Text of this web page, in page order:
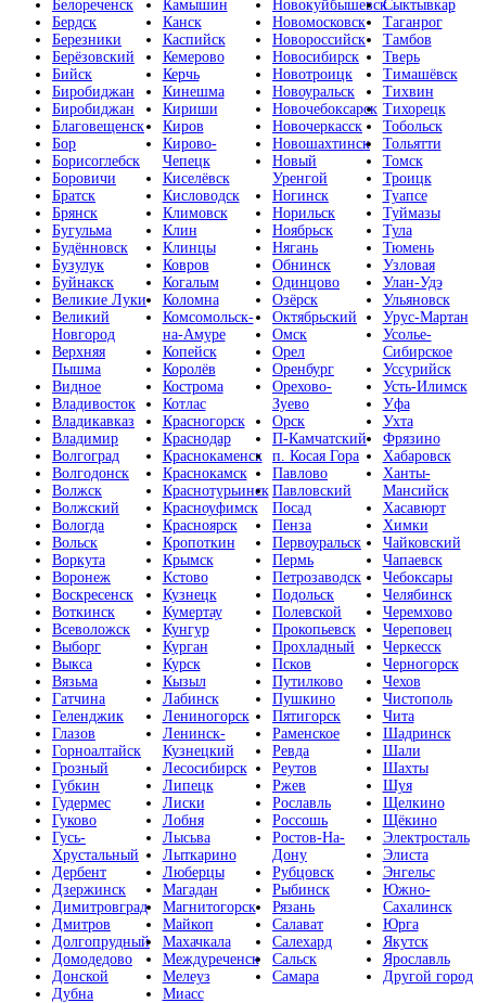
Белореченск
Бердск
Березники
Берёзовский
Бийск
Биробиджан
Биробиджан
Благовещенск
Бор
Борисоглебск
Боровичи
Братск
Брянск
Бугульма
Будённовск
Бузулук
Буйнакск
Великие Луки
Великий
Новгород
Верхняя
Пышма
Видное
Владивосток
Владикавказ
Владимир
Волгоград
Волгодонск
Волжск
Волжский
Вологда
Вольск
Воркута
Воронеж
Воскресенск
Воткинск
Всеволожск
Выборг
Выкса
Вязьма
Гатчина
Геленджик
Глазов
Горноалтайск
Грозный
Губкин
Гудермес
Гуково
Гусь-
Хрустальный
Дербент
Дзержинск
Димитровград
Дмитров
Долгопрудный
Домодедово
Донской
Дубна
Камышин
Канск
Каспийск
Кемерово
Керчь
Кинешма
Кириши
Киров
Кирово-
Чепецк
Киселёвск
Кисловодск
Климовск
Клин
Клинцы
Ковров
Когалым
Коломна
Комсомольск-
на-Амуре
Копейск
Королёв
Кострома
Котлас
Красногорск
Краснодар
Краснокаменск
Краснокамск
Краснотурьинск
Красноуфимск
Красноярск
Кропоткин
Крымск
Кстово
Кузнецк
Кумертау
Кунгур
Курган
Курск
Кызыл
Лабинск
Лениногорск
Ленинск-
Кузнецкий
Лесосибирск
Липецк
Лиски
Лобня
Лысьва
Лыткарино
Люберцы
Магадан
Магнитогорск
Майкоп
Махачкала
Междуреченск
Мелеуз
Миасс
Новокуйбышевск
Новомосковск
Новороссийск
Новосибирск
Новотроицк
Новоуральск
Новочебоксарск
Новочеркасск
Новошахтинск
Новый
Уренгой
Ногинск
Норильск
Ноябрьск
Нягань
Обнинск
Одинцово
Озёрск
Октябрьский
Омск
Орел
Оренбург
Орехово-
Зуево
Орск
П-Камчатский
п. Косая Гора
Павлово
Павловский
Посад
Пенза
Первоуральск
Пермь
Петрозаводск
Подольск
Полевской
Прокопьевск
Прохладный
Псков
Путилково
Пушкино
Пятигорск
Раменское
Ревда
Реутов
Ржев
Рославль
Россошь
Ростов-На-
Дону
Рубцовск
Рыбинск
Рязань
Салават
Салехард
Сальск
Самара
Сыктывкар
Таганрог
Тамбов
Тверь
Тимашёвск
Тихвин
Тихорецк
Тобольск
Тольятти
Томск
Троицк
Туапсе
Туймазы
Тула
Тюмень
Узловая
Улан-Удэ
Ульяновск
Урус-Мартан
Усолье-
Сибирское
Уссурийск
Усть-Илимск
Уфа
Ухта
Фрязино
Хабаровск
Ханты-
Мансийск
Хасавюрт
Химки
Чайковский
Чапаевск
Чебоксары
Челябинск
Черемхово
Череповец
Черкесск
Черногорск
Чехов
Чистополь
Чита
Шадринск
Шали
Шахты
Шуя
Щелкино
Щёкино
Электросталь
Элиста
Энгельс
Южно-
Сахалинск
Юрга
Якутск
Ярославль
Другой город